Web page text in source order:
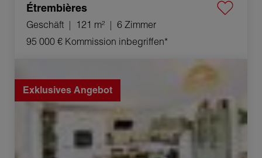
Étrembières
Geschäft 121 m²
6 Zimmer
95 000 € Kommission inbegriffen*
Verkauf Appartement Cruseilles 4 Zimmer 85.18 m²
Exklusives Angebot